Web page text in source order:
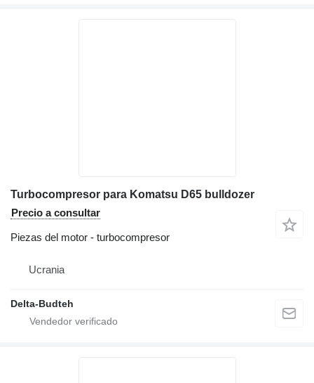
Turbocompresor para Komatsu D65 bulldozer
Precio a consultar
Piezas del motor - turbocompresor
Ucrania
Delta-Budteh